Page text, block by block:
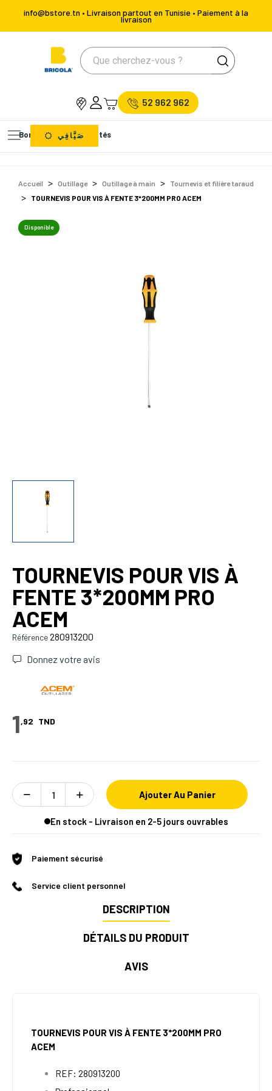
info@bstore.tn • Livraison partout en Tunisie • Paiement à la
livraison
52 962 962
Bons Plans Nouveautés
صَيَّافِي
Accueil Outillage Outillage à main
Tournevis et filière taraud
TOURNEVIS POUR VIS À FENTE 3*200MM PRO ACEM
Disponible
TOURNEVIS POUR VIS À
FENTE 3*200MM PRO
ACEM
Référence280913200
Donnez votre avis
1,92 TND
Ajouter Au Panier
En stock - Livraison en 2-5 jours ouvrables
Paiement sécurisé
Service client personnel
DESCRIPTION
DÉTAILS DU PRODUIT
AVIS
TOURNEVIS POUR VIS À FENTE 3*200MM PRO
ACEM
REF: 280913200